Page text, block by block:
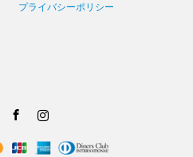
プライバシーポリシー